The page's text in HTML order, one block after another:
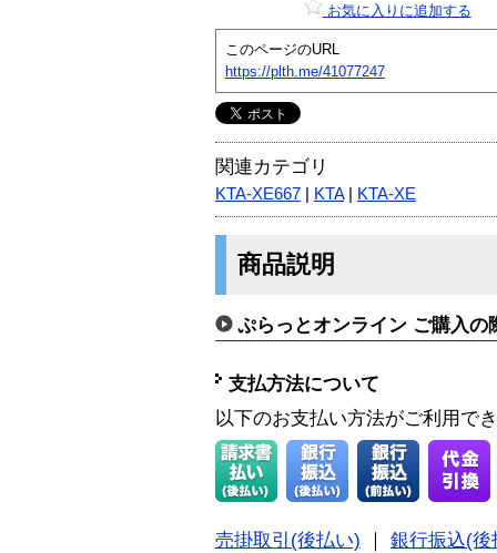
お気に入りに追加する
このページのURL
https://plth.me/41077247
関連カテゴリ
KTA-XE667 KTA| KTA-XE
商品説明
ぷらっとオンライン ご購入の
支払方法について
以下のお支払い方法がご利用で
売掛取引(後払い)
銀行振込(後